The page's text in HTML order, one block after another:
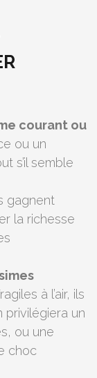
courant ou
ou un
s’il semble
gagnent
la richesse
à l’air, ils
privilégiera un
ou une
choc